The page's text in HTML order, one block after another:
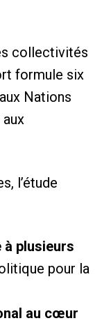
collectivités
formule six
Nations
aux
l’étude
à plusieurs
pour la
au cœur